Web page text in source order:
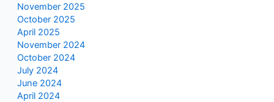
November 2025
October 2025
April 2025
November 2024
October 2024
July 2024
June 2024
April 2024